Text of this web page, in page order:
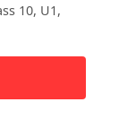
10, U1,